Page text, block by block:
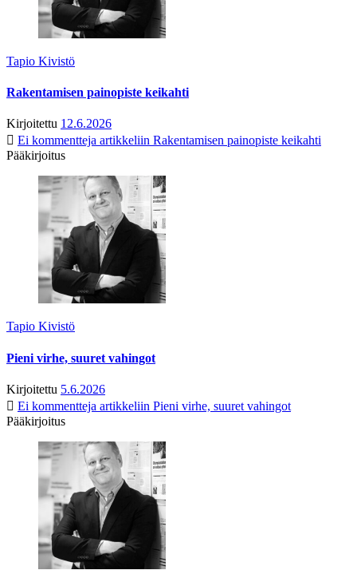
Tapio Kivistö
Rakentamisen painopiste keikahti
Kirjoitettu 12.6.2026
Ei kommentteja artikkeliin Rakentamisen painopiste keikahti
Pääkirjoitus
Tapio Kivistö
Pieni virhe, suuret vahingot
Kirjoitettu 5.6.2026
Ei kommentteja artikkeliin Pieni virhe, suuret vahingot
Pääkirjoitus